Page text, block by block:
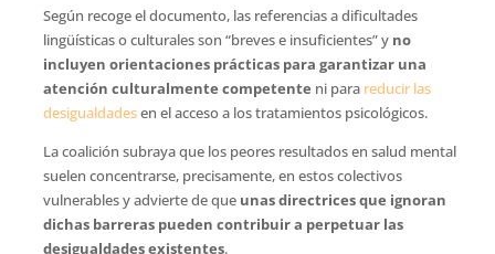
Según recoge el documento, las referencias a dificultades
lingüísticas o culturales son “breves e insuficientes” y no
incluyen orientaciones prácticas para garantizar una
atención culturalmente competente ni para reducir las
desigualdadesen el acceso a los tratamientos psicológicos.
La coalición subraya que los peores resultados en salud mental
suelen concentrarse, precisamente, en estos colectivos
vulnerables y advierte de que unas directrices que ignoran
dichas barreras pueden contribuir a perpetuar las
desigualdades existentes.